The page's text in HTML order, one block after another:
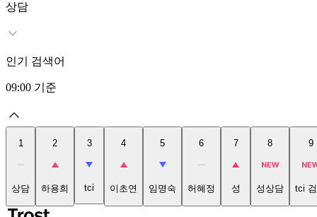
상담
인기 검색어
09:00 기준
1
상담
2
하용희
3
tci
4
이초연
5
임명숙
6
허혜정
7
성
8
성상담
9
tci